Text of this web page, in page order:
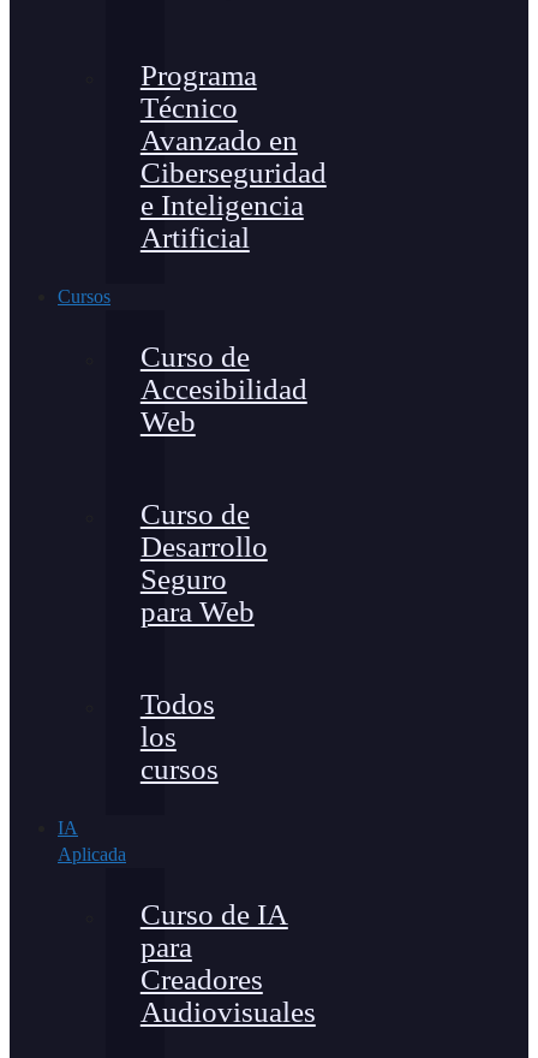
Programa
Técnico
Avanzado en
Ciberseguridad
e Inteligencia
Artificial
Cursos
Curso de
Accesibilidad
Web
Curso de
Desarrollo
Seguro
para Web
Todos
los
cursos
IA
Aplicada
Curso de IA
para
Creadores
Audiovisuales